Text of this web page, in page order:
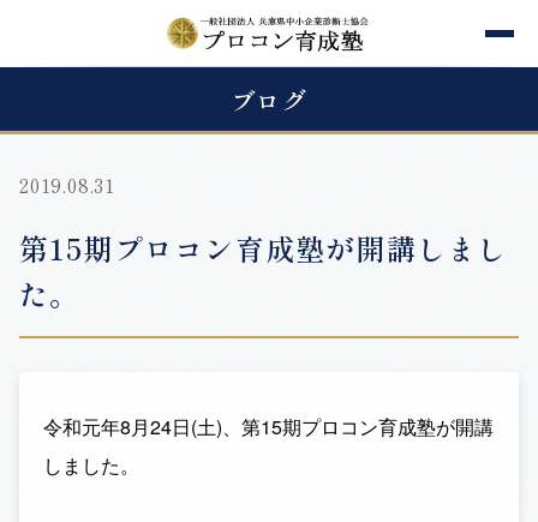
ブログ
2019.08.31
第15期プロコン育成塾が開講しまし
た。
令和元年8月24日(土)、第15期プロコン育成塾が開講
しました。